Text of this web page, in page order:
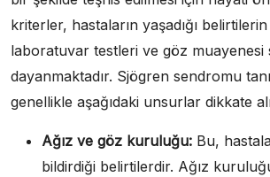
kriterler, hastaların yaşadığı belirtilerin
laboratuvar testleri ve göz muayenesi
dayanmaktadır. Sjögren sendromu
genellikle aşağıdaki unsurlar dikkate
Ağız ve göz kuruluğu: Bu,
bildirdiği belirtilerdir. Ağız